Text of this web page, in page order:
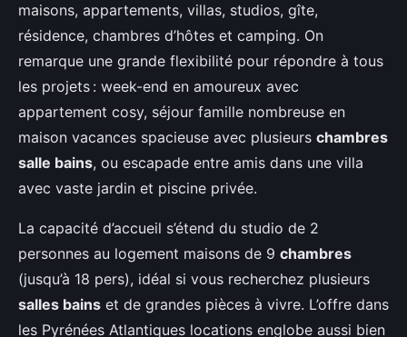
maisons, appartements, villas, studios, gîte,
résidence, chambres d’hôtes et camping. On
remarque une grande flexibilité pour répondre à tous
les projets : week-end en amoureux avec
appartement cosy, séjour famille nombreuse en
maison vacances spacieuse avec plusieurs chambres
salle bains, ou escapade entre amis dans une villa
avec vaste jardin et piscine privée.
La capacité d’accueil s’étend du studio de 2
personnes au logement maisons de 9 chambres
(jusqu’à 18 pers), idéal si vous recherchez plusieurs
salles bains et de grandes pièces à vivre. L’offre dans
les Pyrénées Atlantiques locations englobe aussi bien